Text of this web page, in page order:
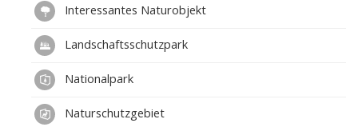
Interessantes Naturobjekt
Landschaftsschutzpark
Nationalpark
Naturschutzgebiet